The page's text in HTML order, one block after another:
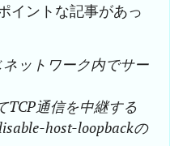
イントな記事があっ
ットワーク内でサー
TCP通信を中継する
host-loopbackの